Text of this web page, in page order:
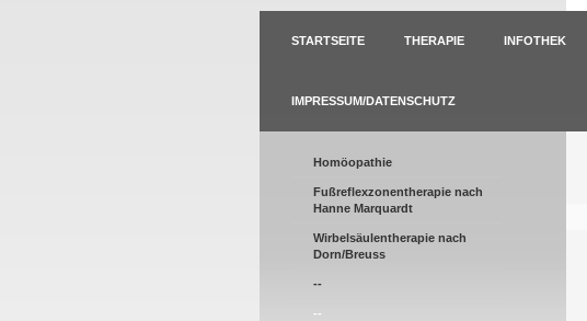
STARTSEITE THERAPIE INFOTHEK
IMPRESSUM/DATENSCHUTZ
Homöopathie
Fußreflexzonentherapie nach
Hanne Marquardt
Wirbelsäulentherapie nach
Dorn/Breuss
--
--